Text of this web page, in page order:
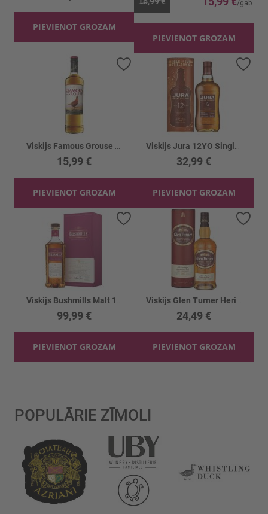
PIEVIENOT GROZAM
PIEVIENOT GROZAM
15,99 €
PIEVIENOT GROZAM
Pievienot vēlmju sarakstam
32,99 €
PIEVIENOT GROZAM
99,99 €
PIEVIENOT GROZAM
Pievienot vēlmju sarakstam
24,49 €
PIEVIENOT GROZAM
POPULĀRIE ZĪMOLI